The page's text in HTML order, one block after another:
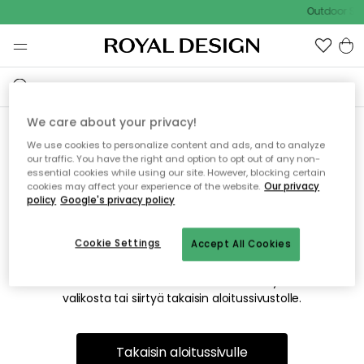
Outdoor
Emme valitettavasti löydä
etsimääsi sivua
Tämä voi johtua siitä, että sivua ei enää ole tai siitä, että se
on siirretty muualle. Pahoittelemme tästä mahdollisesti
valikosta tai siirtyä takaisin aloitussivustolle.
Takaisin aloitussivulle
We care about your privacy!
We use cookies to personalize content and ads, and to analyze
our traffic. You have the right and option to opt out of any non-
essential cookies while using our site. However, blocking certain
cookies may affect your experience of the website. Our privacy
policy Google's privacy policy
Accept All Cookies
Cookie Settings